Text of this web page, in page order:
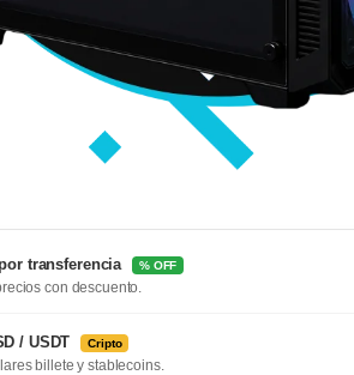
transferencia % OFF
con descuento.
/ USDT Cripto
billete y stablecoins.